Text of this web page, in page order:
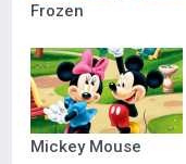
Frozen
Mickey Mouse